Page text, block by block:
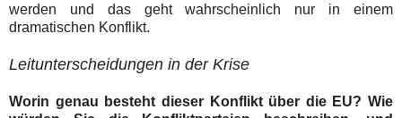
werden und das geht wahrscheinlich nur in einem
dramatischen Konflikt.
Leitunterscheidungen in der Krise
Worin genau besteht dieser Konflikt über die EU? Wie